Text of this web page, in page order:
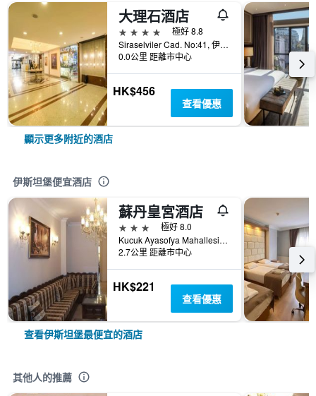
大理石酒店
4星級
極好 8.8
Siraselviler Cad. No:41, 伊斯坦堡, 土耳其
0.0公里 距離市中心
HK$456
查看優惠
顯示更多附近的酒店
伊斯坦堡便宜酒店
蘇丹皇宮酒店
3星級
極好 8.0
Kucuk Ayasofya Mahallesi Katip Sinan Sok, No:38, 伊斯坦堡, 土耳其
2.7公里 距離市中心
HK$221
查看優惠
查看伊斯坦堡最便宜的酒店
其他人的推薦